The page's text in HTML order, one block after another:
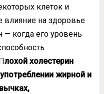
клеток и
влияние на здоровье
— когда его уровень
лохой холестерин
жирной и